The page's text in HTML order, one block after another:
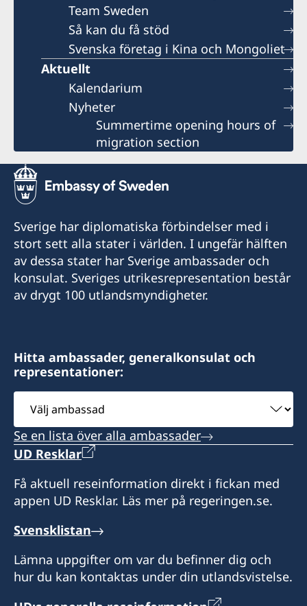
Team Sweden
Så kan du få stöd
Svenska företag i Kina och Mongoliet
Aktuellt
Kalendarium
Nyheter
Summertime opening hours of
migration section
Sverige har diplomatiska förbindelser med i
stort sett alla stater i världen. I ungefär hälften
av dessa stater har Sverige ambassader och
konsulat. Sveriges utrikesrepresentation består
av drygt 100 utlandsmyndigheter.
Hitta ambassader, generalkonsulat och
representationer:
Välj
ambassad
Se en lista över alla ambassader
UD Resklar
Få aktuell reseinformation direkt i fickan med
appen UD Resklar. Läs mer på regeringen.se.
Svensklistan
Lämna uppgifter om var du befinner dig och
hur du kan kontaktas under din utlandsvistelse.